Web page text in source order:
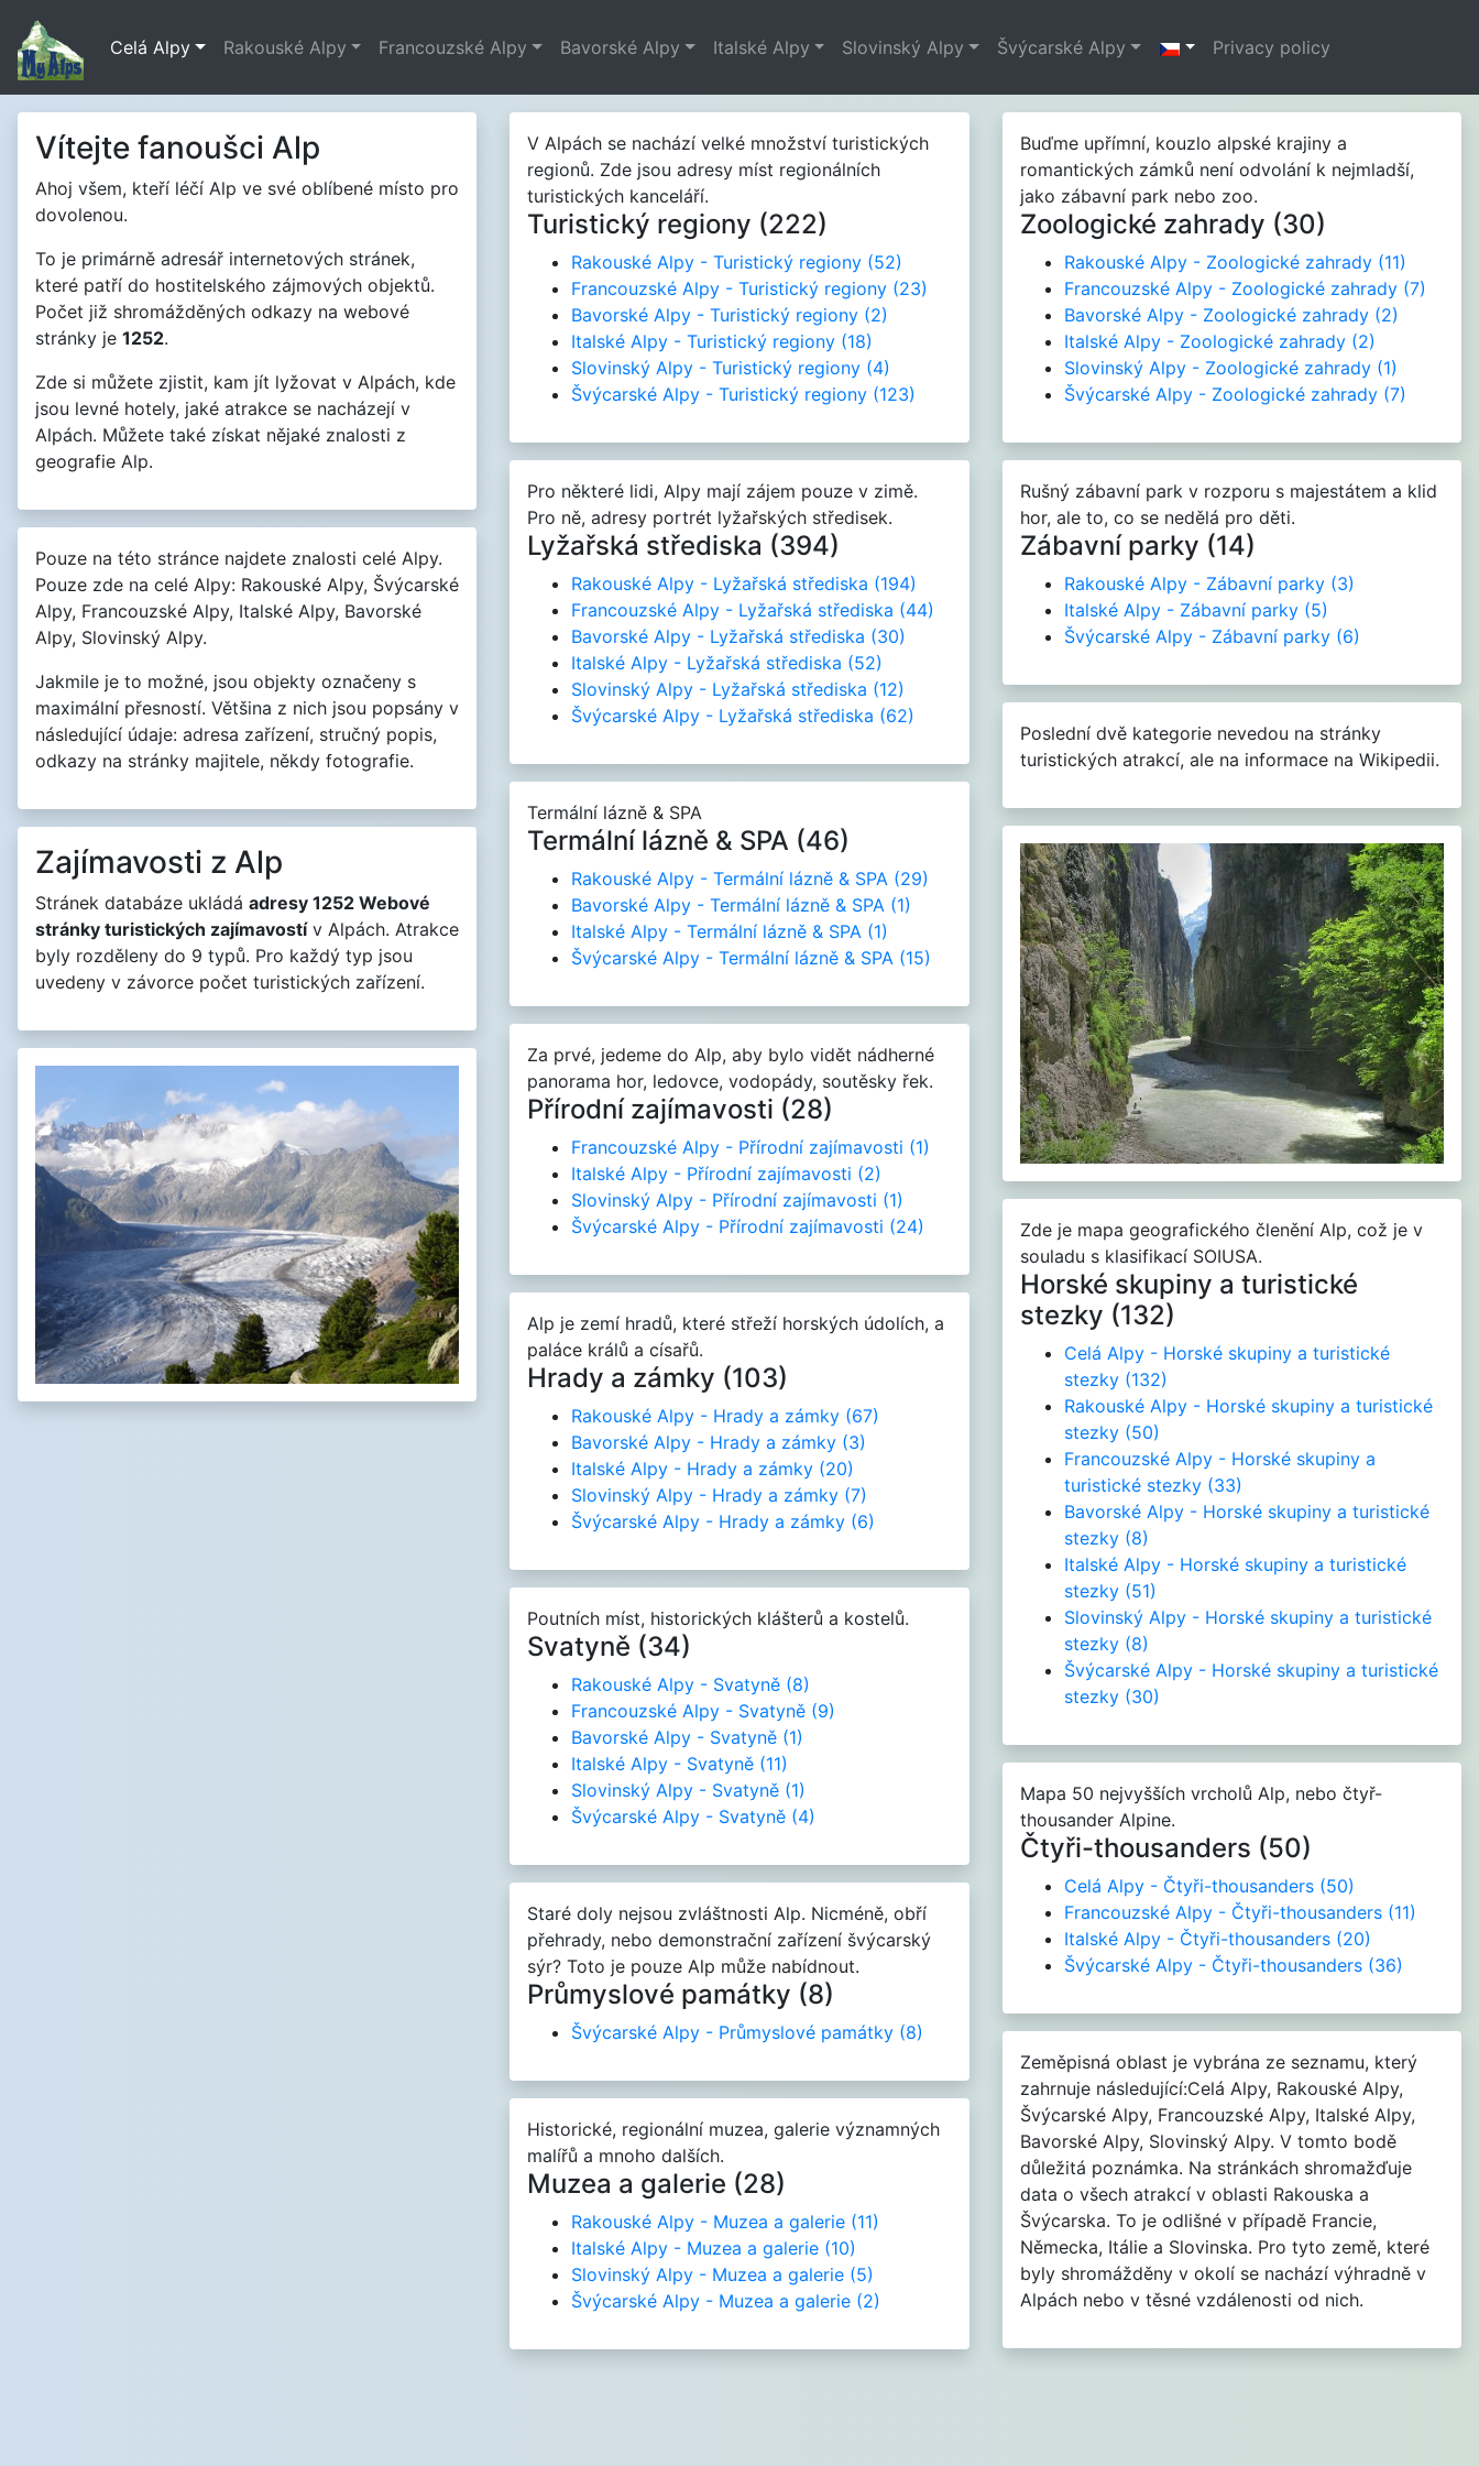
Celá Alpy Rakouské Alpy Francouzské Alpy Bavorské Alpy Italské Alpy Slovinský Alpy Švýcarské Alpy Privacy policy
Vítejte fanoušci Alp
Ahoj všem, kteří léčí Alp ve své oblíbené místo pro
dovolenou.
To je primárně adresář internetových stránek,
které patří do hostitelského zájmových objektů.
Počet již shromážděných odkazy na webové
stránky je 1252.
Zde si můžete zjistit, kam jít lyžovat v Alpách, kde
jsou levné hotely, jaké atrakce se nacházejí v
Alpách. Můžete také získat nějaké znalosti z
geografie Alp.
Pouze na této stránce najdete znalosti celé Alpy.
Pouze zde na celé Alpy: Rakouské Alpy, Švýcarské
Alpy, Francouzské Alpy, Italské Alpy, Bavorské
Alpy, Slovinský Alpy.
Jakmile je to možné, jsou objekty označeny s
maximální přesností. Většina z nich jsou popsány v
následující údaje: adresa zařízení, stručný popis,
odkazy na stránky majitele, někdy fotografie.
Zajímavosti z Alp
Stránek databáze ukládá adresy 1252 Webové
stránky turistických zajímavostív Alpách. Atrakce
byly rozděleny do 9 typů. Pro každý typ jsou
uvedeny v závorce počet turistických zařízení.
V Alpách se nachází velké množství turistických
regionů. Zde jsou adresy míst regionálních
turistických kanceláří.
Turistický regiony (222)
Rakouské Alpy - Turistický regiony (52)
Francouzské Alpy - Turistický regiony (23)
Bavorské Alpy - Turistický regiony (2)
Italské Alpy - Turistický regiony (18)
Slovinský Alpy - Turistický regiony (4)
Švýcarské Alpy - Turistický regiony (123)
Pro některé lidi, Alpy mají zájem pouze v zimě.
Pro ně, adresy portrét lyžařských středisek.
Lyžařská střediska (394)
Rakouské Alpy - Lyžařská střediska (194)
Francouzské Alpy - Lyžařská střediska (44)
Bavorské Alpy - Lyžařská střediska (30)
Italské Alpy - Lyžařská střediska (52)
Slovinský Alpy - Lyžařská střediska (12)
Švýcarské Alpy - Lyžařská střediska (62)
Termální lázně & SPA
Termální lázně & SPA (46)
Rakouské Alpy - Termální lázně & SPA (29)
Bavorské Alpy - Termální lázně & SPA (1)
Italské Alpy - Termální lázně & SPA (1)
Švýcarské Alpy - Termální lázně & SPA (15)
Za prvé, jedeme do Alp, aby bylo vidět nádherné
panorama hor, ledovce, vodopády, soutěsky řek.
Přírodní zajímavosti (28)
Francouzské Alpy - Přírodní zajímavosti (1)
Italské Alpy - Přírodní zajímavosti (2)
Slovinský Alpy - Přírodní zajímavosti (1)
Švýcarské Alpy - Přírodní zajímavosti (24)
Alp je zemí hradů, které střeží horských údolích, a
paláce králů a císařů.
Hrady a zámky (103)
Rakouské Alpy - Hrady a zámky (67)
Bavorské Alpy - Hrady a zámky (3)
Italské Alpy - Hrady a zámky (20)
Slovinský Alpy - Hrady a zámky (7)
Švýcarské Alpy - Hrady a zámky (6)
Poutních míst, historických klášterů a kostelů.
Svatyně (34)
Rakouské Alpy - Svatyně (8)
Francouzské Alpy - Svatyně (9)
Bavorské Alpy - Svatyně (1)
Italské Alpy - Svatyně (11)
Slovinský Alpy - Svatyně (1)
Švýcarské Alpy - Svatyně (4)
Staré doly nejsou zvláštnosti Alp. Nicméně, obří
přehrady, nebo demonstrační zařízení švýcarský
sýr? Toto je pouze Alp může nabídnout.
Průmyslové památky (8)
Švýcarské Alpy - Průmyslové památky (8)
Historické, regionální muzea, galerie významných
malířů a mnoho dalších.
Muzea a galerie (28)
Rakouské Alpy - Muzea a galerie (11)
Italské Alpy - Muzea a galerie (10)
Slovinský Alpy - Muzea a galerie (5)
Švýcarské Alpy - Muzea a galerie (2)
Buďme upřímní, kouzlo alpské krajiny a
romantických zámků není odvolání k nejmladší,
jako zábavní park nebo zoo.
Zoologické zahrady (30)
Rakouské Alpy - Zoologické zahrady(11)
Francouzské Alpy - Zoologické zahrady(7)
Bavorské Alpy - Zoologické zahrady(2)
Italské Alpy - Zoologické zahrady(2)
Slovinský Alpy - Zoologické zahrady(1)
Švýcarské Alpy - Zoologické zahrady(7)
Rušný zábavní park v rozporu s majestátem a klid
hor, ale to, co se nedělá pro děti.
Zábavní parky (14)
Rakouské Alpy - Zábavní parky(3)
Italské Alpy - Zábavní parky(5)
Švýcarské Alpy - Zábavní parky(6)
Poslední dvě kategorie nevedou na stránky
turistických atrakcí, ale na informace na Wikipedii.
Zde je mapa geografického členění Alp, což je v
souladu s klasifikací SOIUSA.
Horské skupiny a turistické
stezky (132)
Celá Alpy - Horské skupiny a turistické
stezky(132)
Rakouské Alpy - Horské skupiny a turistické
stezky(50)
Francouzské Alpy - Horské skupiny a
turistické stezky(33)
Bavorské Alpy - Horské skupiny a turistické
stezky(8)
Italské Alpy - Horské skupiny a turistické
stezky(51)
Slovinský Alpy - Horské skupiny a turistické
stezky(8)
Švýcarské Alpy - Horské skupiny a turistické
stezky(30)
Mapa 50 nejvyšších vrcholů Alp, nebo čtyř-
thousander Alpine.
Čtyři-thousanders (50)
Celá Alpy - Čtyři-thousanders(50)
Francouzské Alpy - Čtyři-thousanders(11)
Italské Alpy - Čtyři-thousanders(20)
Švýcarské Alpy - Čtyři-thousanders(36)
Zeměpisná oblast je vybrána ze seznamu, který
zahrnuje následující:Celá Alpy, Rakouské Alpy,
Švýcarské Alpy, Francouzské Alpy, Italské Alpy,
Bavorské Alpy, Slovinský Alpy. V tomto bodě
důležitá poznámka. Na stránkách shromažďuje
data o všech atrakcí v oblasti Rakouska a
Švýcarska. To je odlišné v případě Francie,
Německa, Itálie a Slovinska. Pro tyto země, které
byly shromážděny v okolí se nachází výhradně v
Alpách nebo v těsné vzdálenosti od nich.